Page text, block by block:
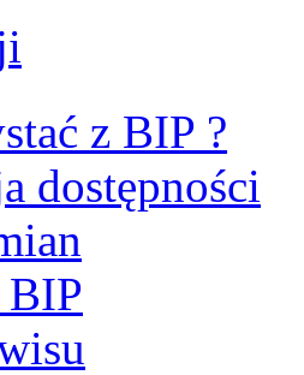
z BIP ?
dostępności
BIP